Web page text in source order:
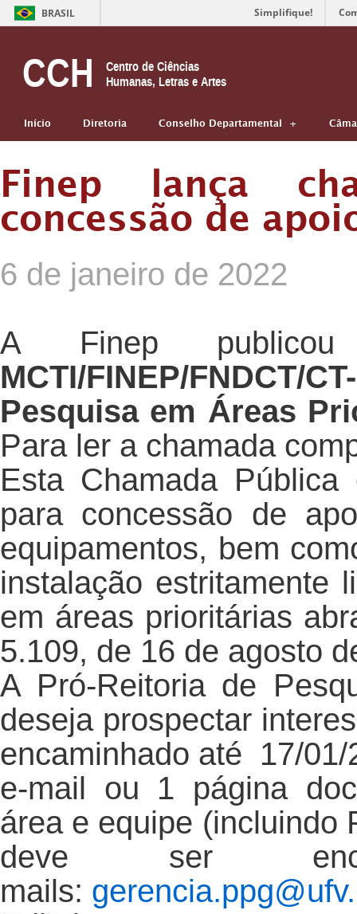
BRASIL Simplifique!
CCH
Centro de Ciências
Humanas, Letras e Artes
Início Diretoria Conselho Departamental
Finep lança
concessão de
6 de janeiro de 2022
A Finep
MCTI/FINEP/FNDCT/
Pesquisa em Áreas
Para ler a chamada
Esta Chamada Pública
para concessão de
equipamentos, bem
instalação estritamente
em áreas prioritárias
5.109, de 16 de agosto
A Pró-Reitoria de
deseja prospectar
encaminhado até 17/
e-mail ou 1 página
área e equipe (incluindo
deve ser
mails: